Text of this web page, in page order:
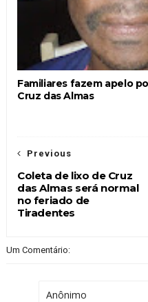
Familiares fazem apelo
Cruz das Almas
Previous
Coleta de lixo de Cruz
das Almas será normal
no feriado de
Tiradentes
Um Comentário:
Anônimo